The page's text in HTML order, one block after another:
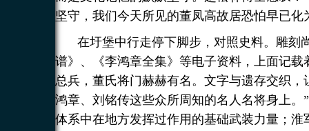
坚守，我们今天所见的董凤高故居恐怕早已化
在圩堡中行走停下脚步，对照史料。雕刻
谱》、《李鸿章全集》等电子资料，上面记
总兵，董氏将门赫赫有名。文字与遗存交织
鸿章、刘铭传这些众所周知的名人名将身上
体系中在地方发挥过作用的基础武装力量；